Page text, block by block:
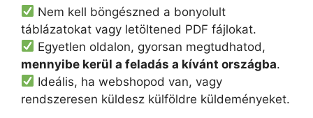
Nem kell böngészned a bonyolult
táblázatokat vagy letöltened PDF fájlokat.
Egyetlen oldalon, gyorsan megtudhatod,
mennyibe kerül a feladás a kívánt országba.
Ideális, ha webshopod van, vagy
rendszeresen küldesz külföldre küldeményeket.